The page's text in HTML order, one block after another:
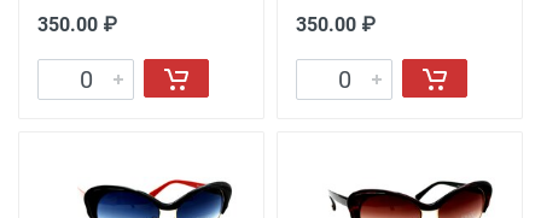
350.00 ₽ 350.00 ₽